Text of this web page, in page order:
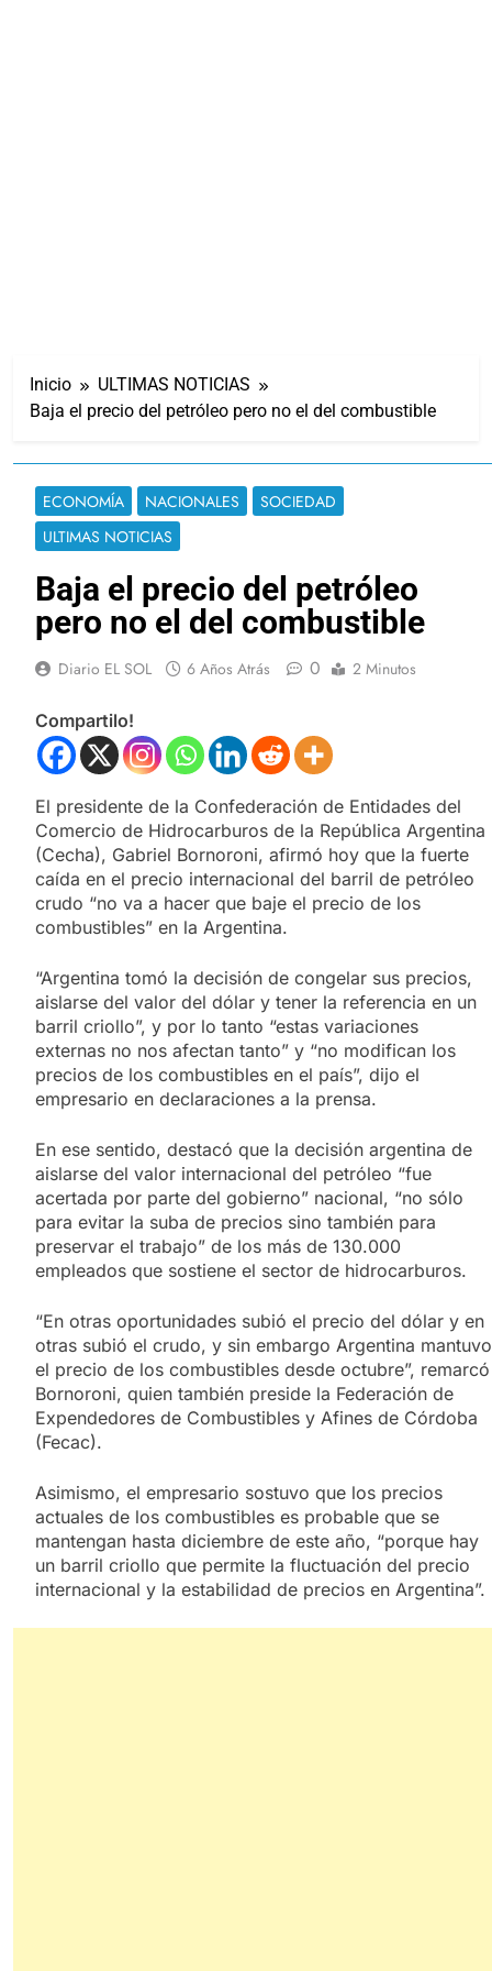
Inicio
ULTIMAS NOTICIAS
Baja el precio del petróleo pero no el del combustible
ECONOMÍA NACIONALES
SOCIEDAD
ULTIMAS NOTICIAS
Baja el precio del petróleo
pero no el del combustible
Diario EL SOL 6 Años Atrás 0 2 Minutos
Compartilo!
El presidente de la Confederación de Entidades del
Comercio de Hidrocarburos de la República Argentina
(Cecha), Gabriel Bornoroni, afirmó hoy que la fuerte
caída en el precio internacional del barril de petróleo
crudo “no va a hacer que baje el precio de los
combustibles” en la Argentina.
“Argentina tomó la decisión de congelar sus precios,
aislarse del valor del dólar y tener la referencia en un
barril criollo”, y por lo tanto “estas variaciones
externas no nos afectan tanto” y “no modifican los
precios de los combustibles en el país”, dijo el
empresario en declaraciones a la prensa.
En ese sentido, destacó que la decisión argentina de
aislarse del valor internacional del petróleo “fue
acertada por parte del gobierno” nacional, “no sólo
para evitar la suba de precios sino también para
preservar el trabajo” de los más de 130.000
empleados que sostiene el sector de hidrocarburos.
“En otras oportunidades subió el precio del dólar y en
otras subió el crudo, y sin embargo Argentina mantuvo
el precio de los combustibles desde octubre”, remarcó
Bornoroni, quien también preside la Federación de
Expendedores de Combustibles y Afines de Córdoba
(Fecac).
Asimismo, el empresario sostuvo que los precios
actuales de los combustibles es probable que se
mantengan hasta diciembre de este año, “porque hay
un barril criollo que permite la fluctuación del precio
internacional y la estabilidad de precios en Argentina”.